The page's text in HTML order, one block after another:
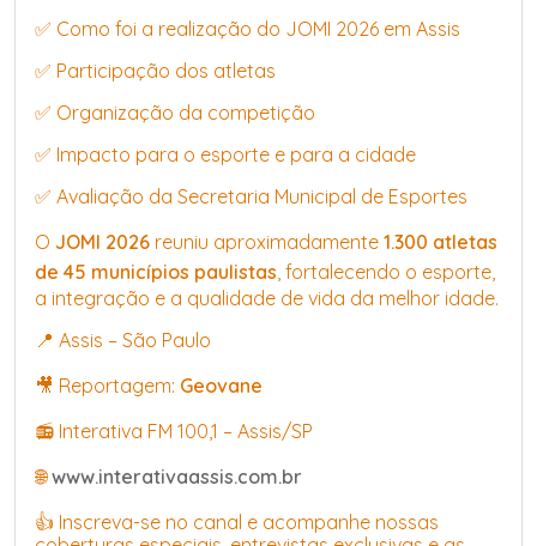
✅ Como foi a realização do JOMI 2026 em Assis
✅ Participação dos atletas
✅ Organização da competição
✅ Impacto para o esporte e para a cidade
✅ Avaliação da Secretaria Municipal de Esportes
O JOMI 2026 reuniu aproximadamente 1.300 atletas
de 45 municípios paulistas , fortalecendo o esporte,
a integração e a qualidade de vida da melhor idade.
📍 Assis – São Paulo
🎥 Reportagem: Geovane
📻 Interativa FM 100,1 – Assis/SP
🌐www.interativaassis.com.br
👍 Inscreva-se no canal e acompanhe nossas